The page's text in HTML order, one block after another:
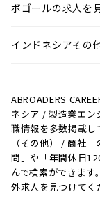
ボゴールの求人を
インドネシアその
ABROADERS
ネシア / 製造業エン
職情報を多数掲載
（その他） / 商社
問」や「年間休日
んで検索ができま
外求人を見つけてく